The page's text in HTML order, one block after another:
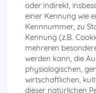
oder indirekt,
einer Kennung wie
Kennnummer, zu
Kennung (z.B.
mehreren
werden kann, die
physiologischen,
wirtschaftlichen,
dieser natürlichen